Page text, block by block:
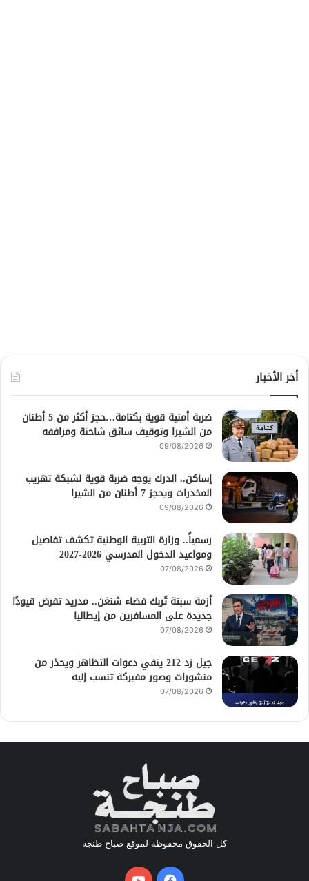
أخر الأخبار
ضربة أمنية قوية بكتامة…حجز أكثر من 5 أطنان
من الشيرا وتوقيف سائق شاحنة ومرافقه
09/08/2026
إساكن.. الدرك يوجه ضربة قوية لشبكة تهريب
المخدرات ويحجز 7 أطنان من الشيرا
09/08/2026
رسمياً.. وزارة التربية الوطنية تكشف تفاصيل
ومواعيد الدخول المدرسي 2026-2027
07/08/2026
أزمة سبتة تُربك فضاء شنغن.. مدريد تفرض قيودًا
جديدة على المسافرين من إيطاليا
07/08/2026
جيل زد 212 ينفي دعوات التظاهر ويحذر من
منشورات وصور مفبركة تنسب إليه
07/08/2026
كل الحقوق محفوظة لموقع صباح طنجة